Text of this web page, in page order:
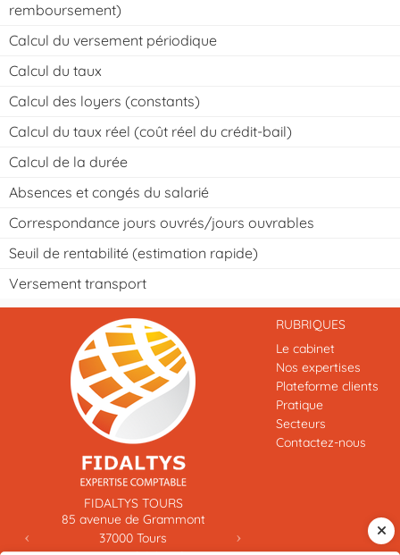
remboursement)
Calcul du versement périodique
Calcul du taux
Calcul des loyers (constants)
Calcul du taux réel (coût réel du crédit-bail)
Calcul de la durée
Absences et congés du salarié
Correspondance jours ouvrés/jours ouvrables
Seuil de rentabilité (estimation rapide)
Versement transport
FIDALTYS TOURS
85 avenue de Grammont
37000 Tours
Previous
RUBRIQUES
Le cabinet
Nos expertises
Plateforme clients
Pratique
Secteurs
Contactez-nous